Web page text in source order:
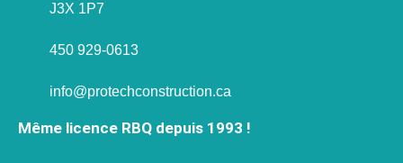
J3X 1P7
450 929-0613
info@protechconstruction.ca
Même licence RBQ depuis 1993 !